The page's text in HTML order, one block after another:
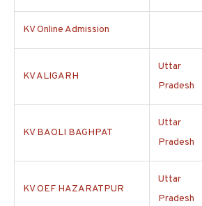
KV Online Admission
KV ALIGARH
Uttar
Pradesh
KV BAOLI BAGHPAT
Uttar
Pradesh
KV OEF HAZARATPUR
Uttar
Pradesh